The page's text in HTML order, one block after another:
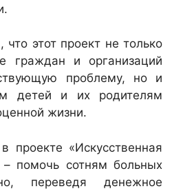
этот проект не только
граждан и организаций
проблему, но и
детей и их родителям
жизни.
проекте «Искусственная
– помочь сотням больных
переведя денежное